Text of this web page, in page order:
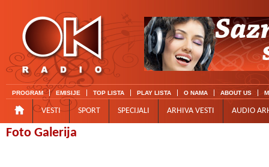
PROGRAM EMISIJE TOP LISTA PLAY LISTA O NAMA ABOUT US
VESTI SPORT SPECIJALI ARHIVA VESTI AUDIO
Foto Galerija